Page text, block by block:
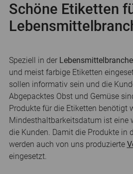
Schöne Etiketten
Speziell in der Lebensmittelbranche
und meist farbige Etiketten
sollen informativ sein und die
Abgepacktes Obst und Gemüse
Produkte für die Etiketten benötigt
Mindesthaltbarkeitsdatum ist eine
die Kunden. Damit die Produkte in
werden auch von uns produzierte
eingesetzt.